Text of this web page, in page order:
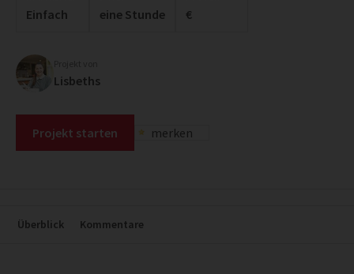
Einfach eine Stunde €
Lisbeths
Projekt starten merken
Überblick Kommentare